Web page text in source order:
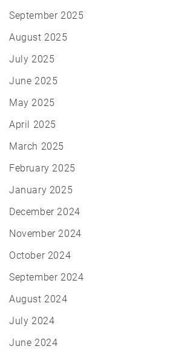
September 2025
August 2025
July 2025
June 2025
May 2025
April 2025
March 2025
February 2025
January 2025
December 2024
November 2024
October 2024
September 2024
August 2024
July 2024
June 2024